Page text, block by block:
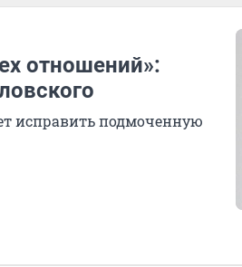
отношений»:
исправить подмоченную